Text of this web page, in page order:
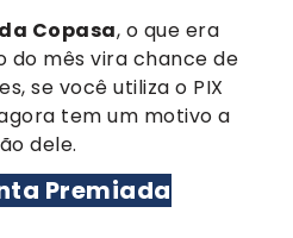
Copasa, o que era
do mês vira chance de
se você utiliza o PIX
tem um motivo a
dele.
Premiada